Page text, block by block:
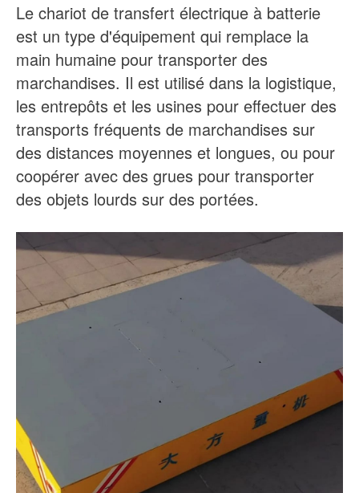
Le chariot de transfert électrique à batterie
est un type d'équipement qui remplace la
main humaine pour transporter des
marchandises. Il est utilisé dans la logistique,
les entrepôts et les usines pour effectuer des
transports fréquents de marchandises sur
des distances moyennes et longues, ou pour
coopérer avec des grues pour transporter
des objets lourds sur des portées.